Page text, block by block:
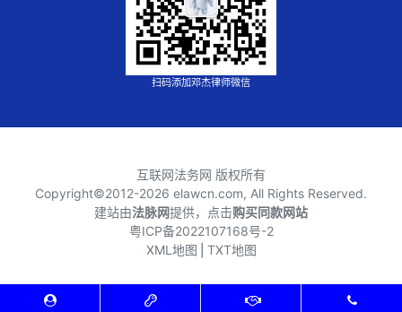
扫码添加邓杰律师微信
互联网法务网 版权所有
Copyright©2012-2026 elawcn.com, All Rights Reserved.
建站由法脉网提供，点击购买同款网站
粤ICP备2022107168号-2
XML地图 TXT地图